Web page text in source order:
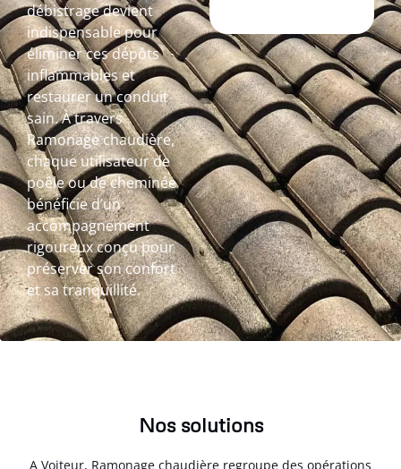
débistrage devient
indispensable pour
éliminer ces dépôts
inflammables et
restaurer un conduit
sain. À travers
Ramonage chaudière,
chaque utilisateur de
poêle ou de cheminée
bénéficie d’un
accompagnement
rigoureux conçu pour
préserver son confort
et sa tranquillité.
Nos solutions
A Voiteur, Ramonage chaudière regroupe des opérations